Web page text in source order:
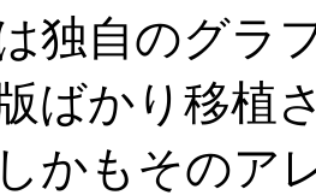
独自のグラ
ばかり移植
かもそのア